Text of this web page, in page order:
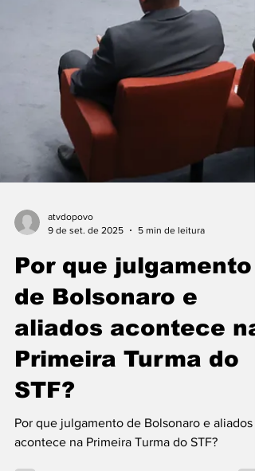
atvdopovo
9 de set. de 2025
5 min de leitura
Por que julgamento
de Bolsonaro e
aliados acontece na
Primeira Turma do
STF?